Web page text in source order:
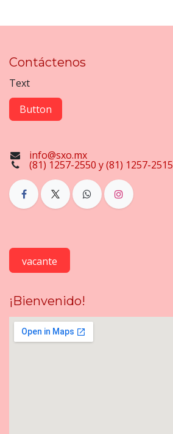
Contáctenos
Text
Button
info@sxo.mx
(81) 1257-2550 y (81) 1257-2515
vacante
¡Bienvenido!